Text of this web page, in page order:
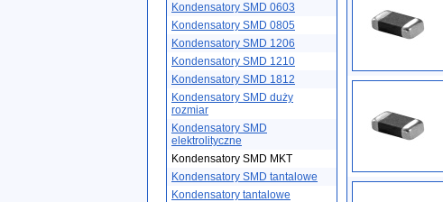
Kondensatory SMD 0603
Kondensatory SMD 0805
Kondensatory SMD 1206
Kondensatory SMD 1210
Kondensatory SMD 1812
Kondensatory SMD duży
rozmiar
Kondensatory SMD
elektrolityczne
Kondensatory SMD MKT
Kondensatory SMD tantalowe
Kondensatory tantalowe